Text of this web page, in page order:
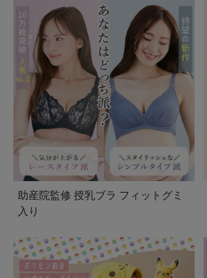
助産院監修 授乳ブラ フィットグミ
入り